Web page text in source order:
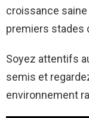
croissance
premiers stades
Soyez attentifs
semis et
environnement